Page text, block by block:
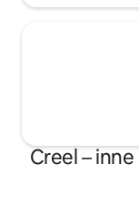
Creel –